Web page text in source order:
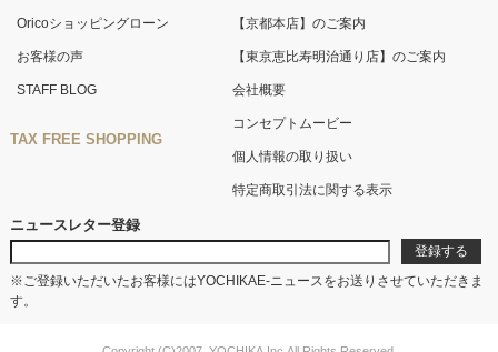
Oricoショッピングローン
お客様の声
STAFF BLOG
TAX FREE SHOPPING
【京都本店】のご案内
【東京恵比寿明治通り店】のご案内
会社概要
コンセプトムービー
個人情報の取り扱い
特定商取引法に関する表示
ニュースレター登録
※ご登録いただいたお客様にはYOCHIKAE-ニュースをお送りさせていただきま
す。